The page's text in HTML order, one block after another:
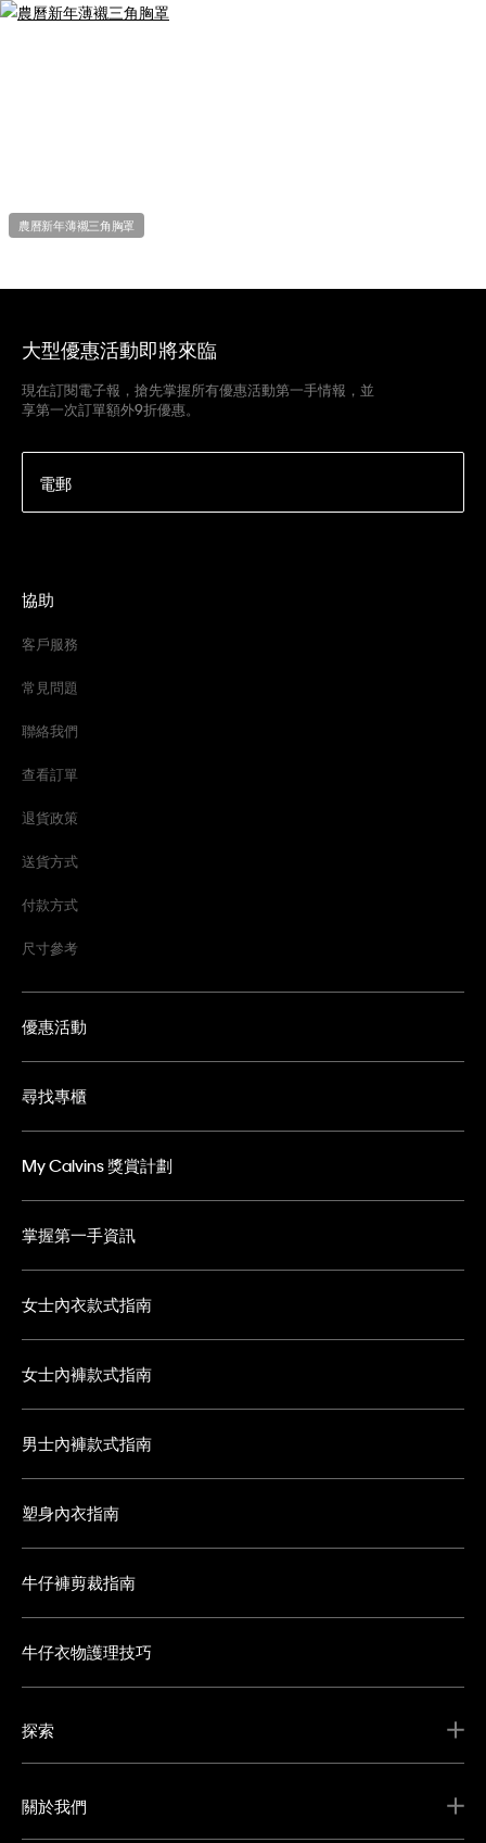
農曆新年薄襯三角胸罩
大型優惠活動即將來臨
現在訂閱電子報，搶先掌握所有優惠活動第一手情報，並
享第一次訂單額外9折優惠。
電郵
協助
客戶服務
常見問題
聯絡我們
查看訂單
退貨政策
送貨方式
付款方式
尺寸參考
優惠活動
尋找專櫃
My Calvins 獎賞計劃
掌握第一手資訊
女士內衣款式指南
女士內褲款式指南
男士內褲款式指南
塑身內衣指南
牛仔褲剪裁指南
牛仔衣物護理技巧
探索
關於我們